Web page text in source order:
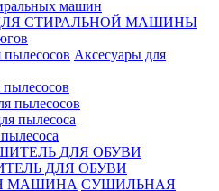
машин
СТИРАЛЬНОЙ МАШИНЫ
Аксесуары для
пылесосов
пылесоса
ДЛЯ ОБУВИ
СУШИЛЬНАЯ